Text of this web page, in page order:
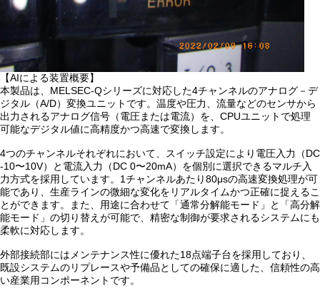
【AIによる装置概要】
本製品は、MELSEC-Qシリーズに対応した4チャンネルのアナログ－デ
ジタル（A/D）変換ユニットです。温度や圧力、流量などのセンサから
出力されるアナログ信号（電圧または電流）を、CPUユニットで処理
可能なデジタル値に高精度かつ高速で変換します。
4つのチャンネルそれぞれにおいて、スイッチ設定により電圧入力（DC
-10〜10V）と電流入力（DC 0〜20mA）を個別に選択できるマルチ入
力方式を採用しています。1チャンネルあたり80μsの高速変換処理が可
能であり、生産ラインの微細な変化をリアルタイムかつ正確に捉えるこ
とができます。また、用途に合わせて「通常分解能モード」と「高分解
能モード」の切り替えが可能で、精密な制御が要求されるシステムにも
柔軟に対応します。
外部接続部にはメンテナンス性に優れた18点端子台を採用しており、
既設システムのリプレースや予備品としての確保に適した、信頼性の高
い産業用コンポーネントです。